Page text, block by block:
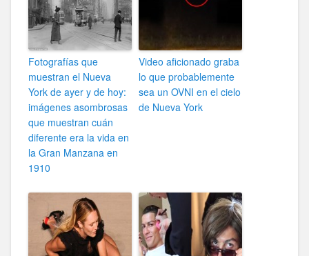
Fotografías que
muestran el Nueva
York de ayer y de hoy:
imágenes asombrosas
que muestran cuán
diferente era la vida en
la Gran Manzana en
1910
Video aficionado graba
lo que probablemente
sea un OVNI en el cielo
de Nueva York